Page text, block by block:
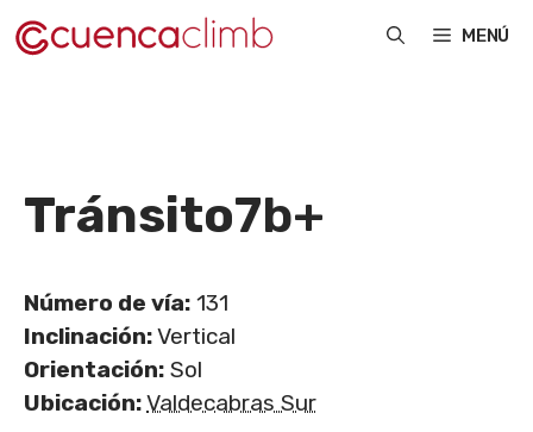
Saltar
al
MENÚ
Tránsito7b+
Número de vía: 131
Inclinación:Vertical
Orientación: Sol
Ubicación:Valdecabras Sur